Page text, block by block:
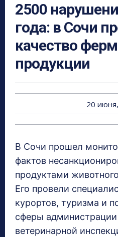
2500
года: в Сочи
качество
продукции
20
В Сочи прошел
фактов
продуктами
Его провели
курортов, туризма и
сферы
ветеринарной